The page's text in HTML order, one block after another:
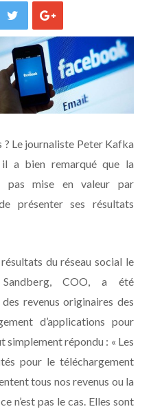
Le journaliste Peter Kafka
a bien remarqué que la
pas mise en valeur par
présenter ses résultats
du réseau social le
COO, a été
revenus originaires des
d’applications pour
simplement répondu : « Les
pour le téléchargement
tous nos revenus ou la
n’est pas le cas. Elles sont